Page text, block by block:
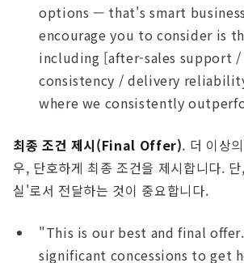
options — that's smart
encourage you to consider is
including [after-sales support
consistency / delivery
where we consistently
최종 조건 제시(Final Offer). 더 이상
우, 단호하게 최종 조건을 제시합니다.
실'로서 전달하는 것이 중요합니다.
"This is our best and final
significant concessions to get